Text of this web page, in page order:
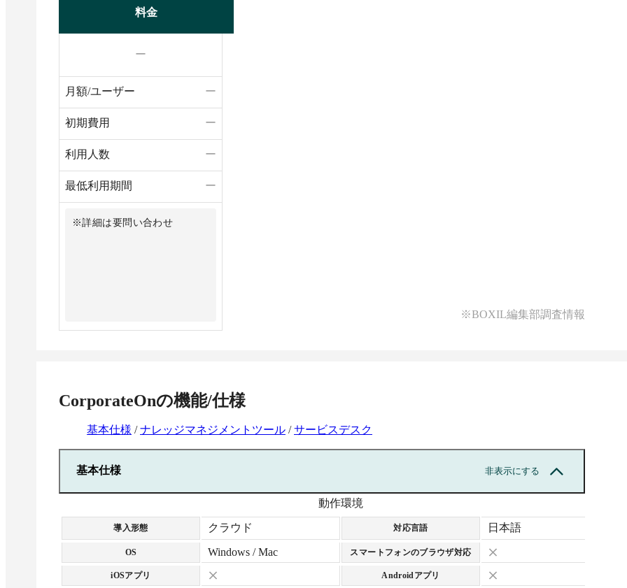
料金
ー
月額/ユーザー ー
初期費用 ー
利用人数 ー
最低利用期間 ー
※詳細は要問い合わせ
※BOXIL編集部調査情報
CorporateOnの機能/仕様
基本仕様 /ナレッジマネジメントツール /サービスデスク
基本仕様 非表示にする
動作環境
導入形態 クラウド 対応言語 日本語
OS Windows / Mac スマートフォンのブラウザ対応
iOSアプリ Androidアプリ